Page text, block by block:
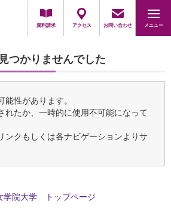
資料請求 アクセス お問い合わせ メニュー
つかりませんでした
性があります。
れたか、一時的に使用不可能になって
ンクもしくは各ナビゲーションよりサ
学院大学 トップページ